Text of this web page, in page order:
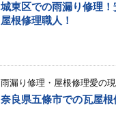
城東区での雨漏り修理
屋根修理職人！
雨漏り修理・屋根修理愛の
奈良県五條市での瓦屋